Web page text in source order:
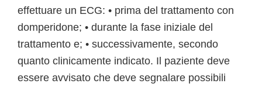
effettuare un ECG: • prima del trattamento con
domperidone; • durante la fase iniziale del
trattamento e; • successivamente, secondo
quanto clinicamente indicato. Il paziente deve
essere avvisato che deve segnalare possibili